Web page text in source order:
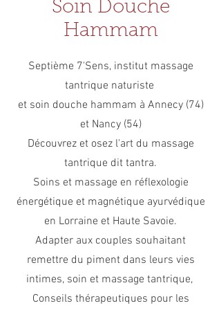
soit
même,
pour
et
aimer
en
selon
votre
naturel.
Soin Douche
Hammam
Septième 7'Sens, institut massage
tantrique naturiste
et soin douche hammam à Annecy (74)
et Nancy (54)
Découvrez et osez l'art du massage
tantrique dit tantra.
Soins et massage en réflexologie
énergétique et magnétique ayurvédique
en Lorraine et Haute Savoie.
Adapter aux couples souhaitant
remettre du piment dans leurs vies
intimes, soin et massage tantrique,
Conseils thérapeutiques pour les